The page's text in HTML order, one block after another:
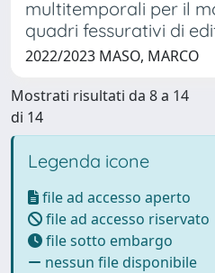
multitemporali per il
quadri fessurativi di
2022/2023 MASO, MARCO
Mostrati risultati da 8 a 14
di 14
Legenda icone
file ad accesso aperto
file ad accesso riservato
file sotto embargo
nessun file disponibile